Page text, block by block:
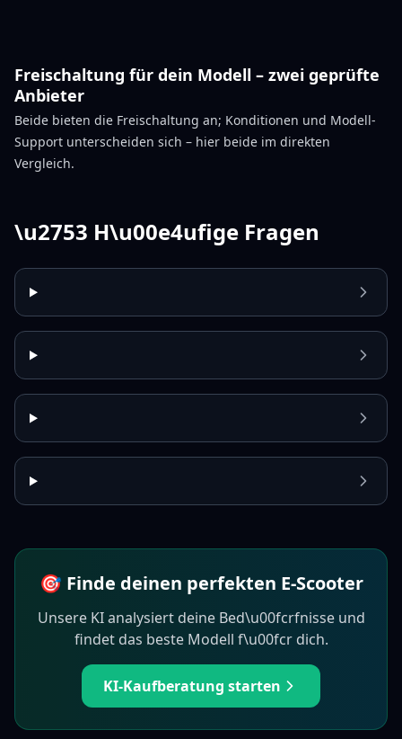
Freischaltung für dein Modell – zwei geprüfte
Anbieter
Beide bieten die Freischaltung an; Konditionen und Modell-
Support unterscheiden sich – hier beide im direkten
Vergleich.
\u2753 H\u00e4ufige Fragen
🎯 Finde deinen perfekten E-Scooter
Unsere KI analysiert deine Bed\u00fcrfnisse und
findet das beste Modell f\u00fcr dich.
KI-Kaufberatung starten